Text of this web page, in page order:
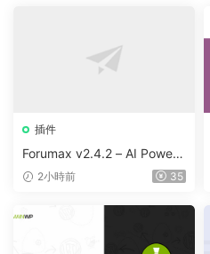
插件
Forumax v2.4.2 – AI Powere
d Advanced Community For
2小時前 35